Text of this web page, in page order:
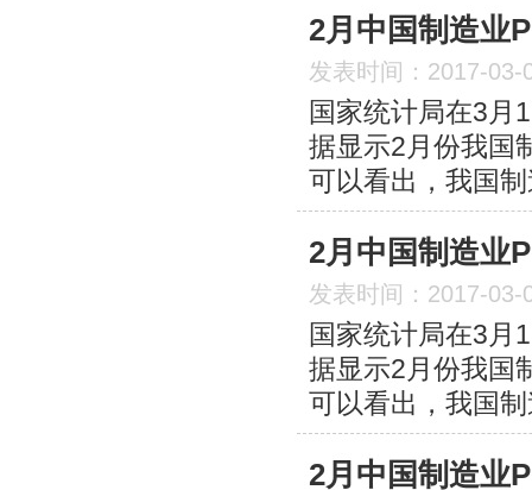
2月中国制造业
发表时间：2017-03-
国家统计局在3月
据显示2月份我国
可以看出，我国
2月中国制造业
发表时间：2017-03-
国家统计局在3月
据显示2月份我国
可以看出，我国
2月中国制造业